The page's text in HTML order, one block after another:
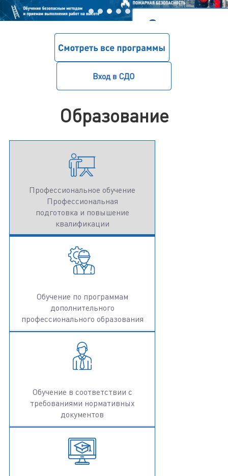
Заявка на
Образование
Профессиональное обучение
Профессиональная
подготовка и повышение
квалификации
Обучение по программам
дополнительного
профессионального образования
Обучение в соответствии с
требованиями нормативных
документов